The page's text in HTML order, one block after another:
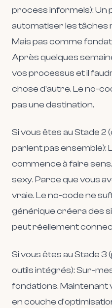
process informels):Un
automatiser les tâches
Mais pas comme
Après quelques
vos processus et il
chose d'autre. Le no-
pas une destination.
Si vous êtes au Stade 2
parlent pas ensemble):
commence à faire
sexy. Parce que vous
vraie. Le no-code ne
générique créera des
peut réellement
Si vous êtes au Stade
outils intégrés):Sur-
fondations. Maintenant
en couche